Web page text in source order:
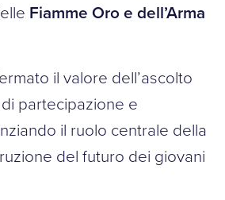
Fiamme Oro e dell’Arma
il valore dell’ascolto
partecipazione e
il ruolo centrale della
del futuro dei giovani